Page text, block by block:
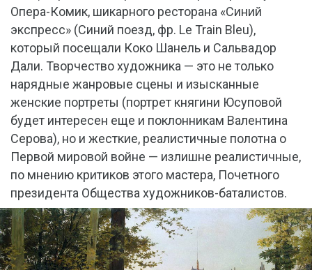
Опера-Комик, шикарного ресторана «Синий
экспресс» (Синий поезд, фр. Le Train Bleu),
который посещали Коко Шанель и Сальвадор
Дали. Творчество художника — это не только
нарядные жанровые сцены и изысканные
женские портреты (портрет княгини Юсуповой
будет интересен еще и поклонникам Валентина
Серова), но и жесткие, реалистичные полотна о
Первой мировой войне — излишне реалистичные,
по мнению критиков этого мастера, Почетного
президента Общества художников-баталистов.